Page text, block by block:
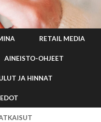
RETAIL MEDIA
AINEISTO-OHJEET
JA HINNAT